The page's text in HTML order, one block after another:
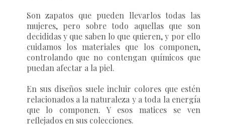
Son zapatos que pueden llevarlos todas las
mujeres, pero sobre todo aquellas que son
decididas y que saben lo que quieren, y por ello
cuidamos los materiales que los componen,
controlando que no contengan químicos que
puedan afectar a la piel.
En sus diseños suele incluir colores que estén
relacionados a la naturaleza y a toda la energía
que lo componen. Y esos matices se ven
reflejados en sus colecciones.